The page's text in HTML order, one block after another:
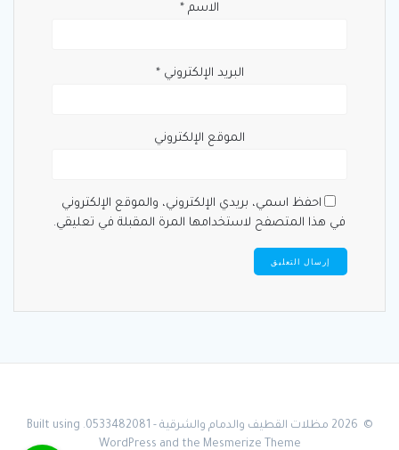
الاسم *
البريد الإلكتروني*
الموقع الإلكتروني
احفظ اسمي، بريدي الإلكتروني، والموقع الإلكتروني
في هذا المتصفح لاستخدامها المرة المقبلة في تعليقي.
© 2026 مظلات القطيف والدمام والشرقية - 0533482081. Built using
WordPress and the Mesmerize Theme